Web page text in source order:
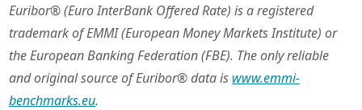
Euribor® (Euro InterBank Offered Rate) is a registered
trademark of EMMI (European Money Markets Institute) or
the European Banking Federation (FBE). The only reliable
and original source of Euribor® data is www.emmi-
benchmarks.eu.